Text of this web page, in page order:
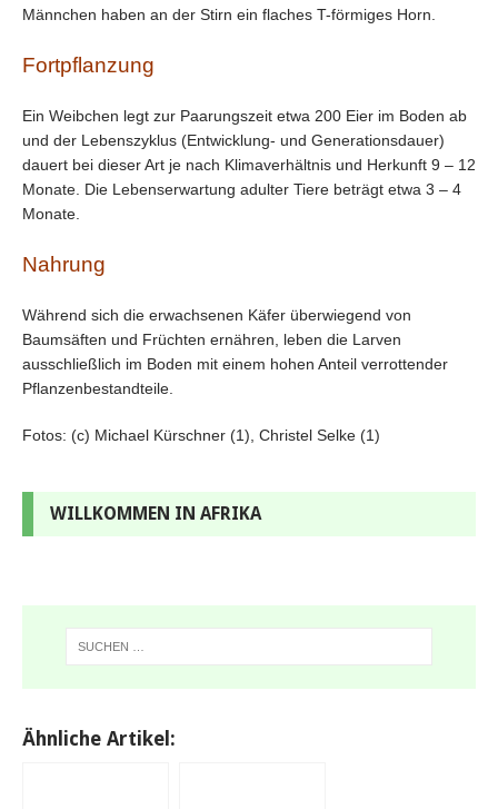
Männchen haben an der Stirn ein flaches T-förmiges Horn.
Fortpflanzung
Ein Weibchen legt zur Paarungszeit etwa 200 Eier im Boden ab
und der Lebenszyklus (Entwicklung- und Generationsdauer)
dauert bei dieser Art je nach Klimaverhältnis und Herkunft 9 – 12
Monate. Die Lebenserwartung adulter Tiere beträgt etwa 3 – 4
Monate.
Nahrung
Während sich die erwachsenen Käfer überwiegend von
Baumsäften und Früchten ernähren, leben die Larven
ausschließlich im Boden mit einem hohen Anteil verrottender
Pflanzenbestandteile.
Fotos: (c) Michael Kürschner (1), Christel Selke (1)
WILLKOMMEN IN AFRIKA
Ähnliche Artikel: